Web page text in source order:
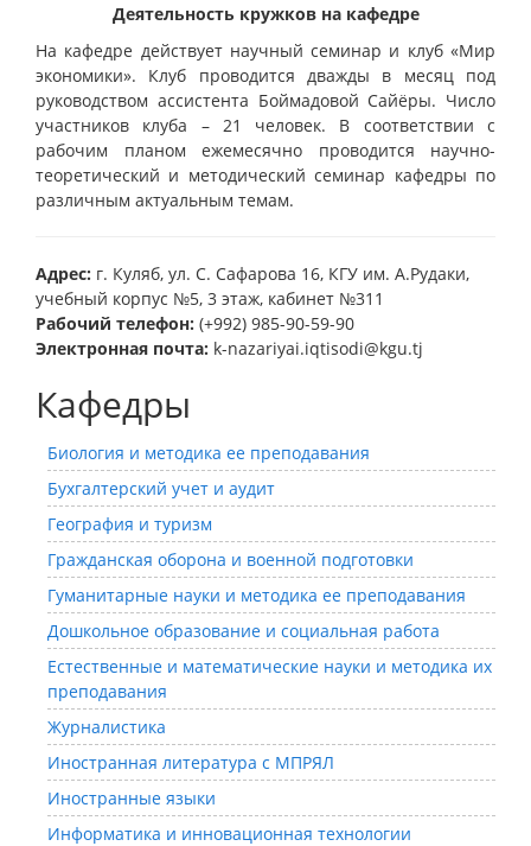
Деятельность кружков на кафедре
На кафедре действует научный семинар и клуб «Мир
экономики». Клуб проводится дважды в месяц под
руководством ассистента Боймадовой Сайёры. Число
участников клуба – 21 человек. В соответствии с
рабочим планом ежемесячно проводится научно-
теоретический и методический семинар кафедры по
различным актуальным темам.
Адрес: г. Куляб, ул. С. Сафарова 16, КГУ им. А.Рудаки,
учебный корпус №5, 3 этаж, кабинет №311
Рабочий телефон: (+992) 985-90-59-90
Электронная почта: k-nazariyai.iqtisodi@kgu.tj
Кафедры
Биология и методика ее преподавания
Бухгалтерский учет и аудит
География и туризм
Гражданская оборона и военной подготовки
Гуманитарные науки и методика ее преподавания
Дошкольное образование и социальная работа
Естественные и математические науки и методика их
преподавания
Журналистика
Иностранная литература с МПРЯЛ
Иностранные языки
Информатика и инновационная технологии